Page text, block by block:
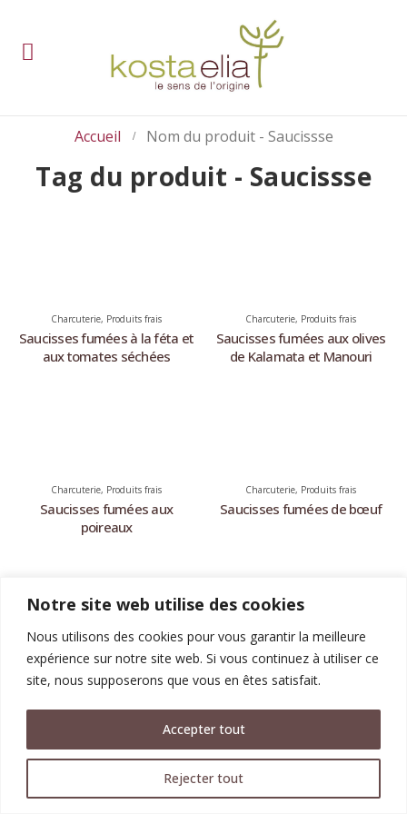
Notre site web utilise des cookies
Nous utilisons des cookies pour vous garantir la meilleure
expérience sur notre site web. Si vous continuez à utiliser ce
site, nous supposerons que vous en êtes satisfait.
Rejecter tout
Accepter tout
Accueil Nom du produit - Saucissse
Tag du produit - Saucissse
Charcuterie, Produits frais
Saucisses fumées à la féta et
aux tomates séchées
Charcuterie, Produits frais
Saucisses fumées aux olives
de Kalamata et Manouri
Charcuterie, Produits frais
Saucisses fumées aux
poireaux
Charcuterie, Produits frais
Saucisses fumées de bœuf
KOSTA-ELIA © 2017-2024. Tous les droits sont réservés. |Mentions
légales